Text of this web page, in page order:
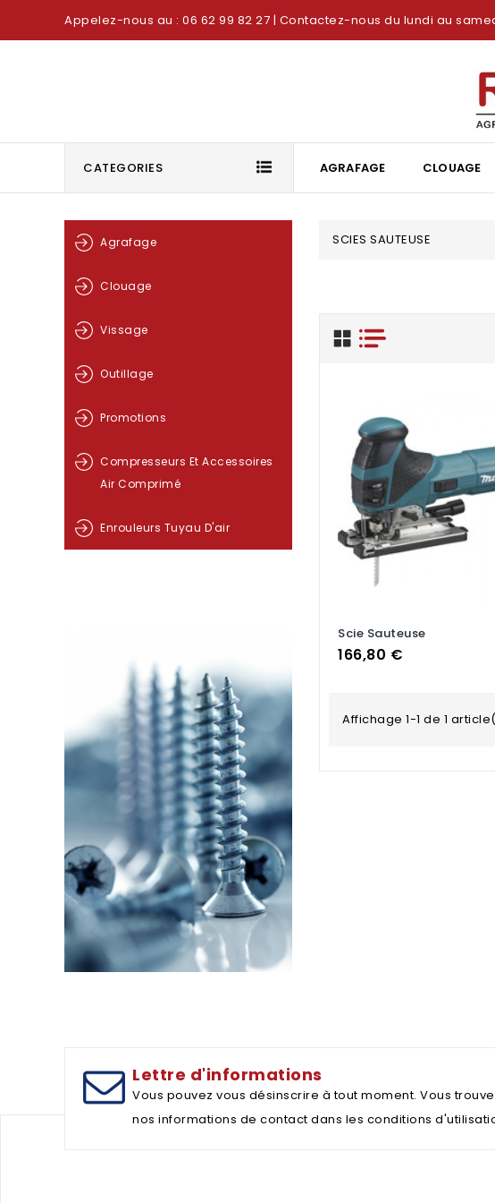
Appelez-nous au : 06 62 99 82 27 | Contactez-nous du lundi au
CATEGORIES AGRAFAGE CLOUAGE
Agrafage
Clouage
Vissage
Outillage
Promotions
Compresseurs Et Accessoires
Air Comprimé
Enrouleurs Tuyau D'air
SCIES SAUTEUSE
Scie Sauteuse
Prix
166,80 €
Affichage 1-1 de 1
Lettre d'informations
Vous pouvez vous désinscrire à tout moment. Vous
nos informations de contact dans les conditions